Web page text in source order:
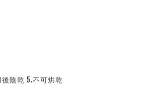
陰乾 5.不可烘乾